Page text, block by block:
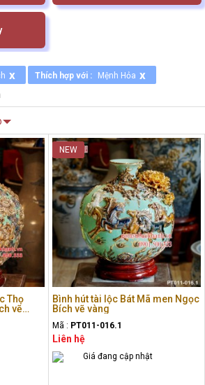
x Thích hợp với : Mệnh Hỏa x
Thọ
vẽ
Bình hút tài lộc Bát Mã men Ngọc
Bích vẽ vàng
Mã : PT011-016.1
Liên hệ
NEW
Giá đang cập nhật